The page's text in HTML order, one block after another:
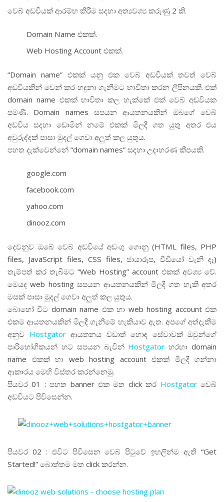
වෙබ් අඩවියක් ආරම්භ කිරීම සදහා අත්‍යවශ්‍ය කරුණු 2 කි.
Domain Name එකක්.
Web Hosting Account එකක්.
“Domain name” එකක් යනු එක වෙබ් අඩවියක් තවත් වෙබ්
අඩවියකින් වෙන් කර හදුනා ගැනීමට භාවිතා කරන ලිපිනයකි. එක්
domain name එකක් භාවිතා කල හැක්කේ එක් වෙබ් අඩවියක
පමණි. Domain names සපයන ආයතනයකින් ඔබගේ වෙබ්
අඩවිය සදහා ඩොමින් නමේ එකක් මිලදී ගත යුතු අතර එය
අවුරුද්දක් පාසා මුදල් ගෙවා අලුත් කල යුතුය.
පහත දැක්වෙන්නේ “domain names” සදහා උදාහරණ කීපයකි.
google.com
facebook.com
yahoo.com
dinooz.com
දෙවනුව ඔබේ වෙබ් අඩවියේ අඩංගු ගොනු (HTML files, PHP
files, JavaScript files, CSS files, ජායාරුප, වීඩියෝ වැනි දෑ)
තැම්පත් කර තැබීමට “Web Hosting” account එකක් අවශ්‍ය වේ.
මෙයද web hosting සපයන ආයතනයකින් මිලදී ගත හැකි අතර
මසක් පාසා මුදල් ගෙවා අලුත් කල යුතුය.
බොහෝ විට domain name එක හා web hosting account එක
එකම ආයතනයකින් මිලදී ගැනීමේ හැකියාව ඇත. අපගේ අත්දැකීම
අනුව Hostgatorආයතනය වඩාත් හොඳ සේවාවක් ඔවුන්ගේ
පාරිභෝගිකයන් හට සපයන බැවින් Hostgator හරහා domain
name එකක් හා web hosting account එකක් මිලදී ගන්නා
ආකාරය මෙහි විස්තර කරන්නෙමු.
පියවර 01 : පහත banner එක මත click කර Hostgatorවෙබ්
අඩවියට පිවිසෙන්න.
පියවර 02 : එවිට පිවිසෙන වෙබ් පිටුවේ ඉහලින්ම ඇති “Get
Started!” බොත්තම මත click කරන්න.